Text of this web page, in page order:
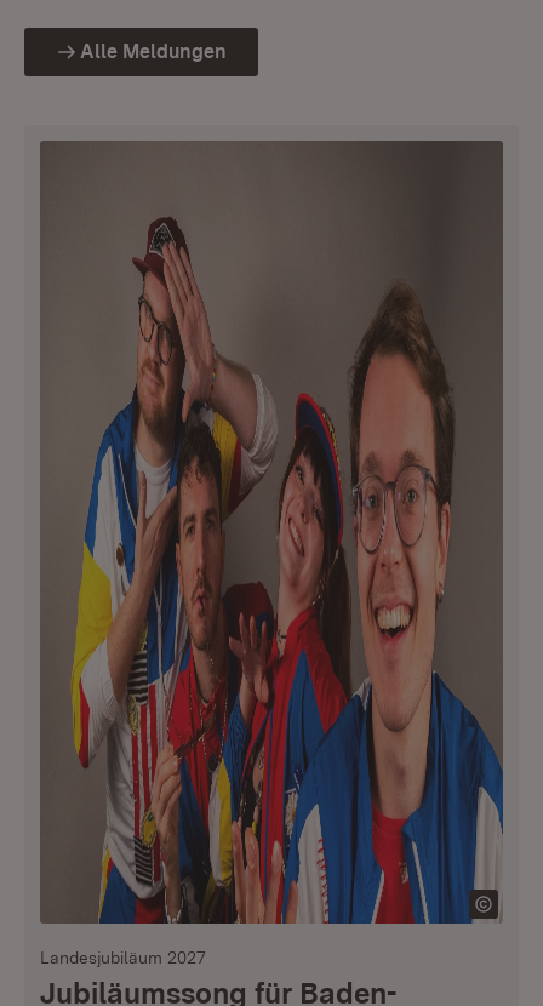
Alle Meldungen
Landesjubiläum 2027
Jubiläumssong für Baden-